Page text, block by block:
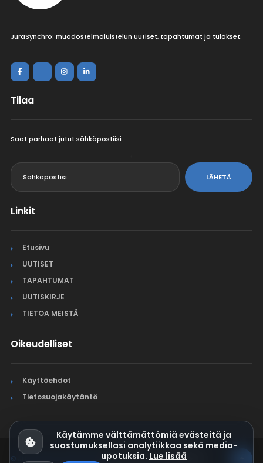
JuraSynchro: muodostelmaluistelun uutiset, tapahtumat ja tulokset.
Tilaa
Saat parhaat jutut sähköpostiisi.
LÄHETÄ
Linkit
Etusivu
UUTISET
TAPAHTUMAT
UUTISKIRJE
TIETOA MEISTÄ
Oikeudelliset
Käyttöehdot
Tietosuojakäytäntö
© Jura Synchro 2015-2026. Kaikki oikeudet pidätetään.
Käytämme välttämättömiä evästeitä ja
suostumuksellasi analytiikkaa sekä media-
upotuksia. Lue lisää